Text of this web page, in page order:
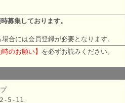
募集しております。
合には会員登録が必要となります。
時のお願い】 を必ずお読みください。
2-5-11